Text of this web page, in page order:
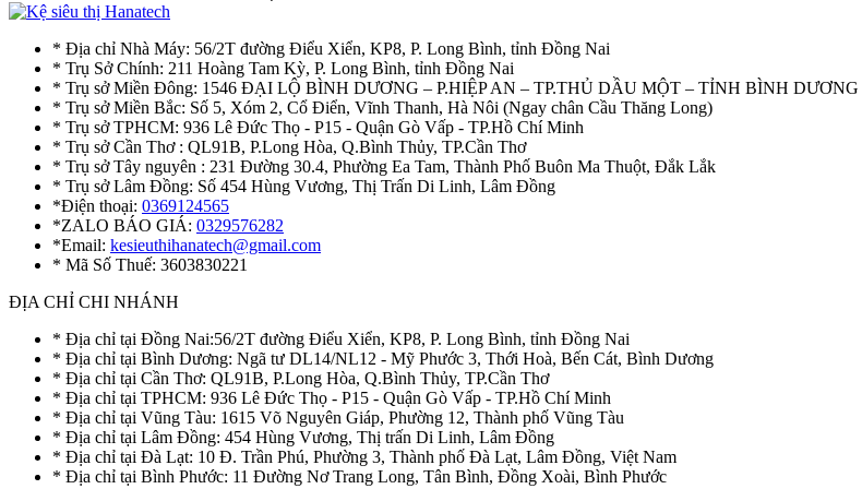
* Địa chỉ Nhà Máy: 56/2T đường Điểu Xiển, KP8, P. Long Bình, tỉnh Đồng Nai
* Trụ Sở Chính: 211 Hoàng Tam Kỳ, P. Long Bình, tỉnh Đồng Nai
* Trụ sở Miền Đông: 1546 ĐẠI LỘ BÌNH DƯƠNG – P.HIỆP AN – TP.THỦ DẦU MỘT – TỈNH BÌNH DƯƠNG
* Trụ sở Miền Bắc: Số 5, Xóm 2, Cổ Điển, Vĩnh Thanh, Hà Nôi (Ngay chân Cầu Thăng Long)
* Trụ sở TPHCM: 936 Lê Đức Thọ - P15 - Quận Gò Vấp - TP.Hồ Chí Minh
* Trụ sở Cần Thơ : QL91B, P.Long Hòa, Q.Bình Thủy, TP.Cần Thơ
* Trụ sở Tây nguyên : 231 Đường 30.4, Phường Ea Tam, Thành Phố Buôn Ma Thuột, Đắk Lắk
* Trụ sở Lâm Đồng: Số 454 Hùng Vương, Thị Trấn Di Linh, Lâm Đồng
*Điện thoại: 0369124565
*ZALO BÁO GIÁ: 0329576282
*Email: kesieuthihanatech@gmail.com
* Mã Số Thuế: 3603830221
ĐỊA CHỈ CHI NHÁNH
* Địa chỉ tại Đồng Nai:56/2T đường Điểu Xiển, KP8, P. Long Bình, tỉnh Đồng Nai
* Địa chỉ tại Bình Dương: Ngã tư DL14/NL12 - Mỹ Phước 3, Thới Hoà, Bến Cát, Bình Dương
* Địa chỉ tại Cần Thơ: QL91B, P.Long Hòa, Q.Bình Thủy, TP.Cần Thơ
* Địa chỉ tại TPHCM: 936 Lê Đức Thọ - P15 - Quận Gò Vấp - TP.Hồ Chí Minh
* Địa chỉ tại Vũng Tàu: 1615 Võ Nguyên Giáp, Phường 12, Thành phố Vũng Tàu
* Địa chỉ tại Lâm Đồng: 454 Hùng Vương, Thị trấn Di Linh, Lâm Đồng
* Địa chỉ tại Đà Lạt: 10 Đ. Trần Phú, Phường 3, Thành phố Đà Lạt, Lâm Đồng, Việt Nam
* Địa chỉ tại Bình Phước: 11 Đường Nơ Trang Long, Tân Bình, Đồng Xoài, Bình Phước